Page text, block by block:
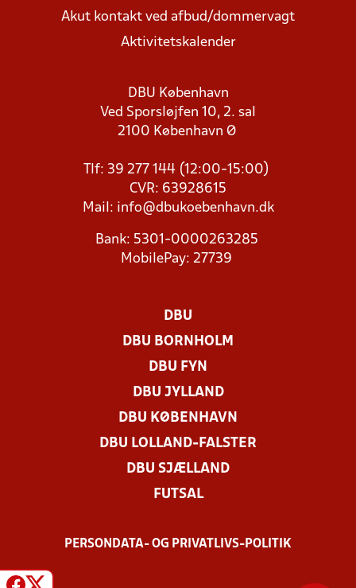
Akut kontakt ved afbud/dommervagt
Aktivitetskalender
DBU København
Ved Sporsløjfen 10, 2. sal
2100 København Ø
Tlf: 39 277 144 (12:00-15:00)
CVR: 63928615
Mail: info@dbukoebenhavn.dk
Bank: 5301-0000263285
MobilePay: 27739
DBU
DBU BORNHOLM
DBU FYN
DBU JYLLAND
DBU KØBENHAVN
DBU LOLLAND-FALSTER
DBU SJÆLLAND
FUTSAL
PERSONDATA- OG PRIVATLIVS-POLITIK